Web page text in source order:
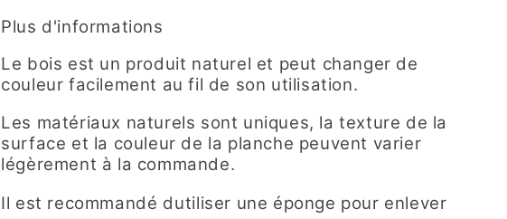
Plus d'informations
Le bois est un produit naturel et peut changer de
couleur facilement au fil de son utilisation.
Les matériaux naturels sont uniques, la texture de la
surface et la couleur de la planche peuvent varier
légèrement à la commande.
Il est recommandé dutiliser une éponge pour enlever